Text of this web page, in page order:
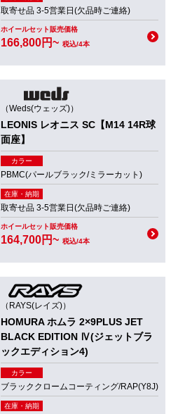
取寄せ品 3-5営業日(欠品時ご連絡)
ホイールセット販売価格
166,800円~ 税込/4本
（Weds(ウェッズ)）
LEONIS レオニス SC【M14 14R球
面座】
カラー
PBMC(パールブラック/ミラーカット)
在庫・納期
取寄せ品 3-5営業日(欠品時ご連絡)
ホイールセット販売価格
164,700円~ 税込/4本
（RAYS(レイズ)）
HOMURA ホムラ 2×9PLUS JET
BLACK EDITION Ⅳ(ジェットブラ
ックエディション4)
カラー
ブラッククロームコーティング/RAP(Y8J)
在庫・納期